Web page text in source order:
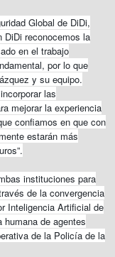
Global de DiDi,
DiDi reconocemos la
en el trabajo
por lo que
y su equipo.
las
mejorar la experiencia
confiamos en que con
estarán más
instituciones para
de la convergencia
Inteligencia Artificial de
de agentes
de la Policía de la